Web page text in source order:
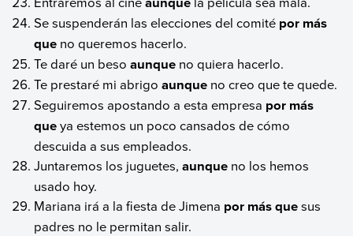
Se suspenderán las elecciones del comité por más
que no queremos hacerlo.
Te daré un besoaunque no quiera hacerlo.
Te prestaré mi abrigoaunque no creo que te quede.
Seguiremos apostando a esta empresa por más
queya estemos un poco cansados de cómo
descuida a sus empleados.
Juntaremos los juguetes,aunque no los hemos
usado hoy.
Mariana irá a la fiesta de Jimena por más quesus
padres no le permitan salir.